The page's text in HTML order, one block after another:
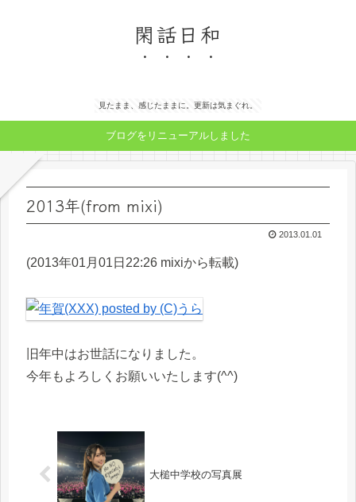
閑話日和
見たまま、感じたままに。更新は気まぐれ。
ブログをリニューアルしました
2013年(from mixi)
2013.01.01
(2013年01月01日22:26 mixiから転載)
旧年中はお世話になりました。
今年もよろしくお願いいたします(^^)
大槌中学校の写真展